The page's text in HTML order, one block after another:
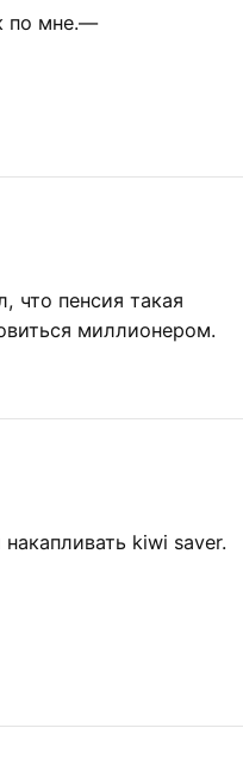
по мне.—
что пенсия такая
миллионером.
kiwi saver.